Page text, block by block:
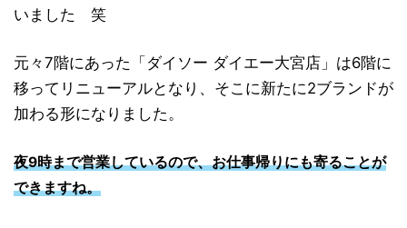
いました 笑
元々7階にあった「ダイソー ダイエー大宮店」は6階に
移ってリニューアルとなり、そこに新たに2ブランドが
加わる形になりました。
夜9時まで営業しているので、お仕事帰りにも寄ることが
できますね。